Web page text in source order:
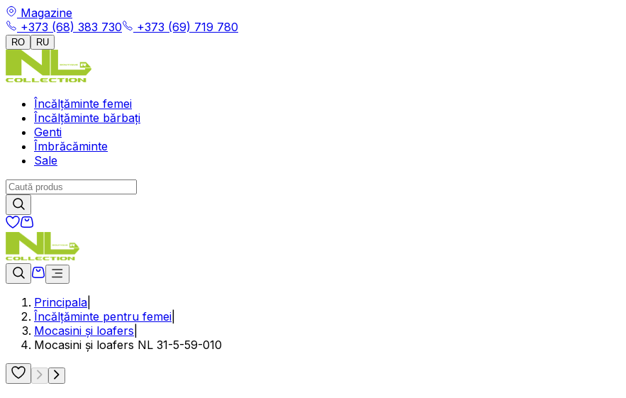
Magazine
+373 (68) 383 730
+373 (69) 719 780
RO RU
Încălțăminte femei
Încălțăminte bărbați
Genti
Îmbrăcăminte
Sale
Principala
Încălțăminte pentru femei
Mocasini și loafers
Mocasini și loafers NL 31-5-59-010